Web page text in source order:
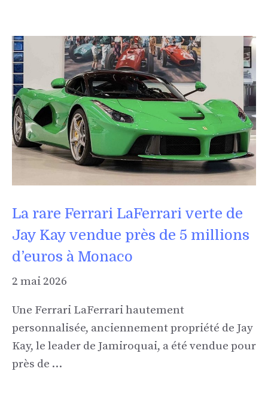
La rare Ferrari LaFerrari verte de
Jay Kay vendue près de 5 millions
d’euros à Monaco
2 mai 2026
Une Ferrari LaFerrari hautement
personnalisée, anciennement propriété de Jay
Kay, le leader de Jamiroquai, a été vendue pour
près de …